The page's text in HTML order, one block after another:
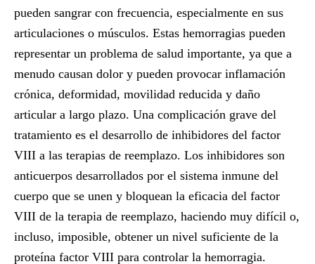
pueden sangrar con frecuencia, especialmente en sus
articulaciones o músculos. Estas hemorragias pueden
representar un problema de salud importante, ya que a
menudo causan dolor y pueden provocar inflamación
crónica, deformidad, movilidad reducida y daño
articular a largo plazo. Una complicación grave del
tratamiento es el desarrollo de inhibidores del factor
VIII a las terapias de reemplazo. Los inhibidores son
anticuerpos desarrollados por el sistema inmune del
cuerpo que se unen y bloquean la eficacia del factor
VIII de la terapia de reemplazo, haciendo muy difícil o,
incluso, imposible, obtener un nivel suficiente de la
proteína factor VIII para controlar la hemorragia.